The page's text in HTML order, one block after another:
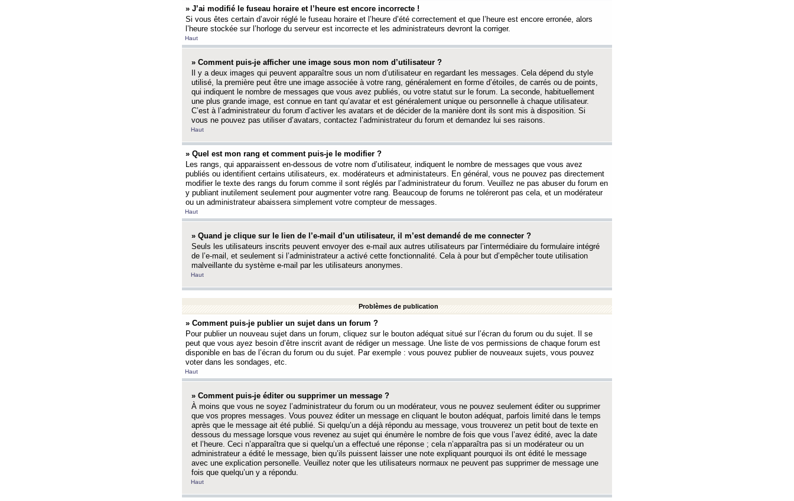
» J’ai modifié le fuseau horaire et l’heure est encore incorrecte !
Si vous êtes certain d’avoir réglé le fuseau horaire et l’heure d’été correctement et que l’heure est encore erronée, alors
l’heure stockée sur l’horloge du serveur est incorrecte et les administrateurs devront la corriger.
Haut
» Comment puis-je afficher une image sous mon nom d’utilisateur ?
Il y a deux images qui peuvent apparaître sous un nom d’utilisateur en regardant les messages. Cela dépend du style
utilisé, la première peut être une image associée à votre rang, généralement en forme d’étoiles, de carrés ou de points,
qui indiquent le nombre de messages que vous avez publiés, ou votre statut sur le forum. La seconde, habituellement
une plus grande image, est connue en tant qu’avatar et est généralement unique ou personnelle à chaque utilisateur.
C’est à l’administrateur du forum d’activer les avatars et de décider de la manière dont ils sont mis à disposition. Si
vous ne pouvez pas utiliser d’avatars, contactez l’administrateur du forum et demandez lui ses raisons.
Haut
» Quel est mon rang et comment puis-je le modifier ?
Les rangs, qui apparaissent en-dessous de votre nom d’utilisateur, indiquent le nombre de messages que vous avez
publiés ou identifient certains utilisateurs, ex. modérateurs et administateurs. En général, vous ne pouvez pas directement
modifier le texte des rangs du forum comme il sont réglés par l’administrateur du forum. Veuillez ne pas abuser du forum en
y publiant inutilement seulement pour augmenter votre rang. Beaucoup de forums ne toléreront pas cela, et un modérateur
ou un administrateur abaissera simplement votre compteur de messages.
Haut
» Quand je clique sur le lien de l’e-mail d’un utilisateur, il m’est demandé de me connecter ?
Seuls les utilisateurs inscrits peuvent envoyer des e-mail aux autres utilisateurs par l’intermédiaire du formulaire intégré
de l’e-mail, et seulement si l’administrateur a activé cette fonctionnalité. Cela à pour but d’empêcher toute utilisation
malveillante du système e-mail par les utilisateurs anonymes.
Haut
Problèmes de publication
» Comment puis-je publier un sujet dans un forum ?
Pour publier un nouveau sujet dans un forum, cliquez sur le bouton adéquat situé sur l’écran du forum ou du sujet. Il se
peut que vous ayez besoin d’être inscrit avant de rédiger un message. Une liste de vos permissions de chaque forum est
disponible en bas de l’écran du forum ou du sujet. Par exemple : vous pouvez publier de nouveaux sujets, vous pouvez
voter dans les sondages, etc.
Haut
» Comment puis-je éditer ou supprimer un message ?
À moins que vous ne soyez l’administrateur du forum ou un modérateur, vous ne pouvez seulement éditer ou supprimer
que vos propres messages. Vous pouvez éditer un message en cliquant le bouton adéquat, parfois limité dans le temps
après que le message ait été publié. Si quelqu’un a déjà répondu au message, vous trouverez un petit bout de texte en
dessous du message lorsque vous revenez au sujet qui énumère le nombre de fois que vous l’avez édité, avec la date
et l’heure. Ceci n’apparaîtra que si quelqu’un a effectué une réponse ; cela n’apparaîtra pas si un modérateur ou un
administrateur a édité le message, bien qu’ils puissent laisser une note expliquant pourquoi ils ont édité le message
avec une explication personelle. Veuillez noter que les utilisateurs normaux ne peuvent pas supprimer de message une
fois que quelqu’un y a répondu.
Haut